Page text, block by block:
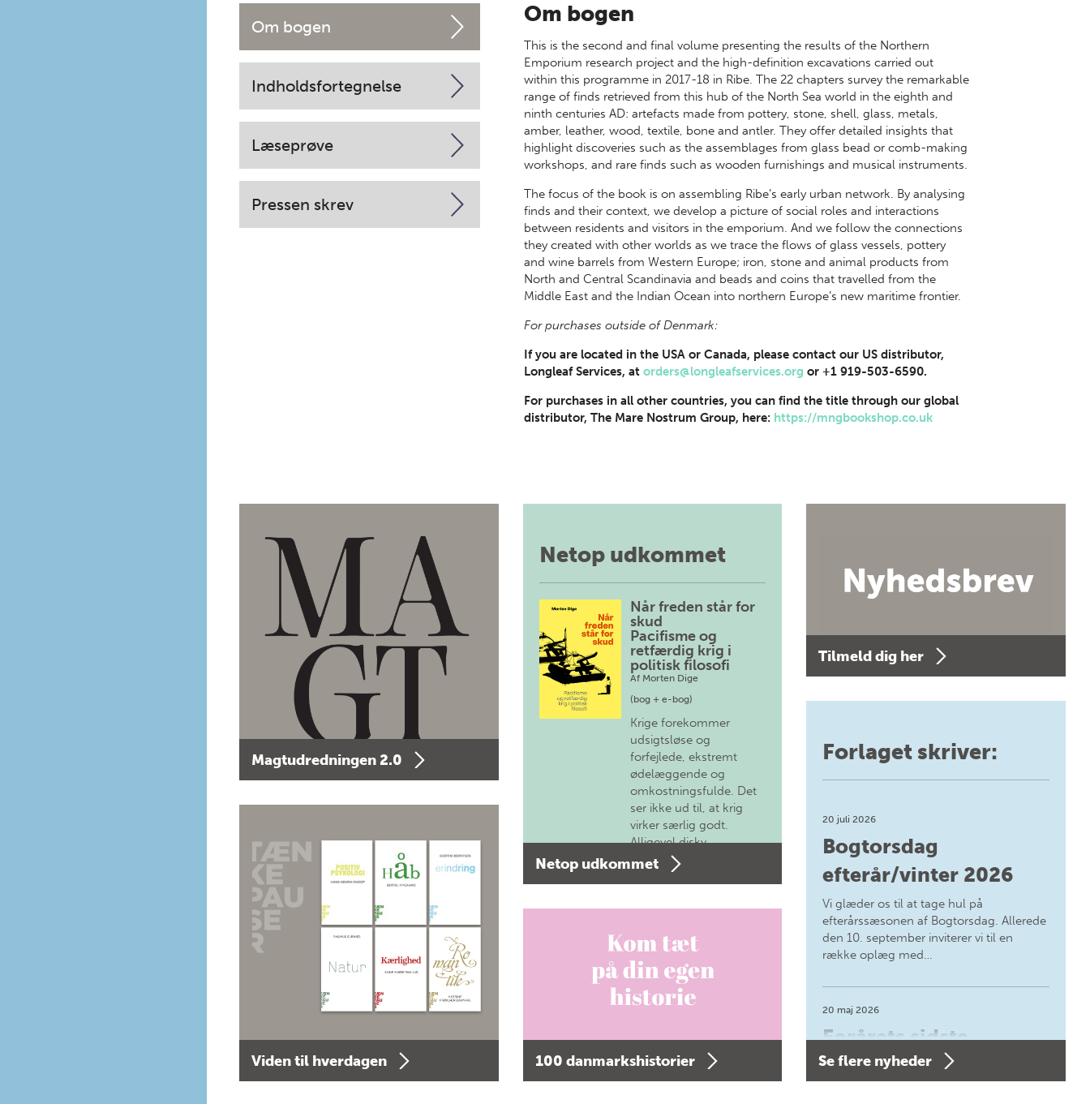
Om bogen
Indholdsfortegnelse
Læseprøve
Pressen skrev
Om bogen
This is the second and final volume presenting the results of the Northern
Emporium research project and the high-definition excavations carried out
within this programme in 2017-18 in Ribe. The 22 chapters survey the remarkable
range of finds retrieved from this hub of the North Sea world in the eighth and
ninth centuries AD: artefacts made from pottery, stone, shell, glass, metals,
amber, leather, wood, textile, bone and antler. They offer detailed insights that
highlight discoveries such as the assemblages from glass bead or comb-making
workshops, and rare finds such as wooden furnishings and musical instruments.
The focus of the book is on assembling Ribe’s early urban network. By analysing
finds and their context, we develop a picture of social roles and interactions
between residents and visitors in the emporium. And we follow the connections
they created with other worlds as we trace the flows of glass vessels, pottery
and wine barrels from Western Europe; iron, stone and animal products from
North and Central Scandinavia and beads and coins that travelled from the
Middle East and the Indian Ocean into northern Europe’s new maritime frontier.
For purchases outside of Denmark:
If you are located in the USA or Canada, please contact our US distributor,
Longleaf Services, atorders@longleafservices.org or +1 919-503-6590.
For purchases in all other countries, you can find the title through our global
distributor, The Mare Nostrum Group, here: https://mngbookshop.co.uk
Magtudredningen 2.0
Viden til hverdagen
Netop udkommet
Når freden står for
skud
Pacifisme og
retfærdig krig i
politisk filosofi
Af Morten Dige
(bog + e-bog)
Krige forekommer
udsigtsløse og
forfejlede, ekstremt
ødelæggende og
omkostningsfulde. Det
ser ikke ud til, at krig
virker særlig godt.
Alligevel diskv…
Netop udkommet
100 danmarkshistorier
Tilmeld dig her
Forlaget skriver:
20 juli 2026
Bogtorsdag
efterår/vinter 2026
Vi glæder os til at tage hul på
efterårssæsonen af Bogtorsdag. Allerede
den 10. september inviterer vi til en
række oplæg med…
20 maj 2026
Forårets sidste
Bogtorsdag 11. juni
Se flere nyheder